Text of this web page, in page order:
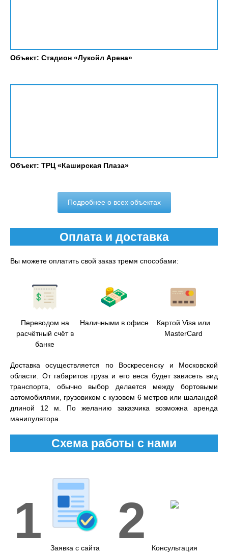
Объект: Стадион «Лукойл Арена»
Объект: ТРЦ «Каширская Плаза»
Подробнее о всех объектах
Оплата и доставка
Вы можете оплатить свой заказ тремя способами:
Переводом на
расчётный счёт в
банке
Наличными в офисе
Картой Visa или
MasterCard
Доставка осуществляется по Воскресенску и Московской
области. От габаритов груза и его веса будет зависеть вид
транспорта, обычно выбор делается между бортовыми
автомобилями, грузовиком с кузовом 6 метров или шаландой
длиной 12 м. По желанию заказчика возможна аренда
манипулятора.
Схема работы с нами
1
Заявка с сайта
2
Консультация